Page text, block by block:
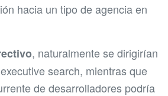
hacia un tipo de agencia en
, naturalmente se dirigirían
search, mientras que
de desarrolladores podría